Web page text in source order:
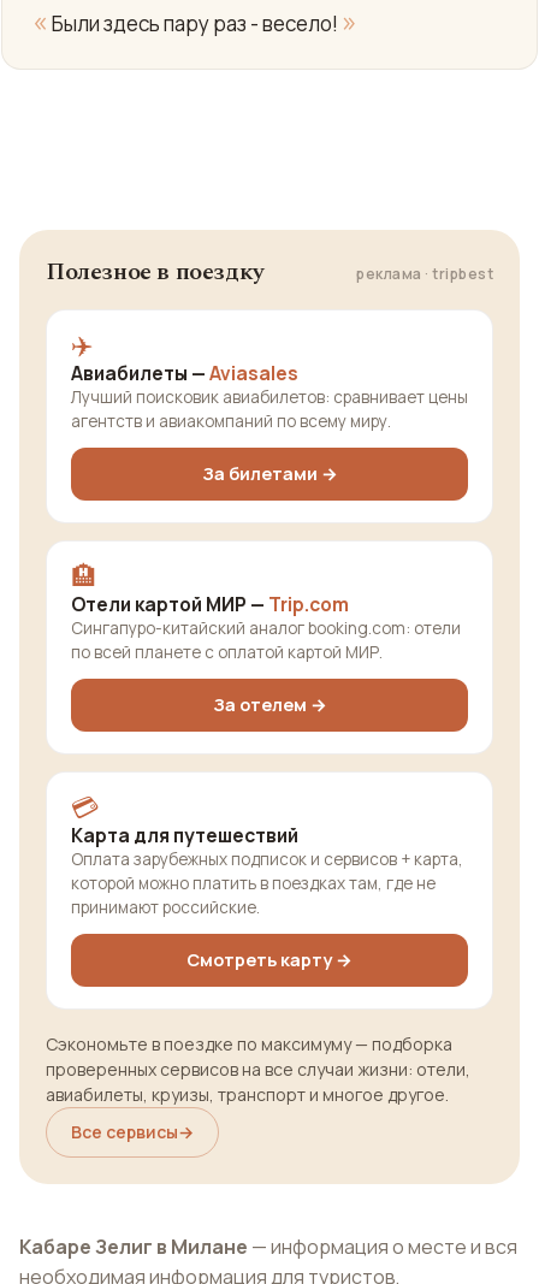
« Были здесь пару раз - весело! »
Полезное в поездку реклама · tripbest
✈️
Авиабилеты —Aviasales
Лучший поисковик авиабилетов: сравнивает цены
агентств и авиакомпаний по всему миру.
За билетами →
🏨
Отели картой МИР — Trip.com
Сингапуро-китайский аналог booking.com: отели
по всей планете с оплатой картой МИР.
За отелем →
💳
Карта для путешествий
Оплата зарубежных подписок и сервисов + карта,
которой можно платить в поездках там, где не
принимают российские.
Смотреть карту →
Сэкономьте в поездке по максимуму — подборка
проверенных сервисов на все случаи жизни: отели,
авиабилеты, круизы, транспорт и многое другое.
Все сервисы→
Кабаре Зелиг в Милане — информация о месте и вся
необходимая информация для туристов,